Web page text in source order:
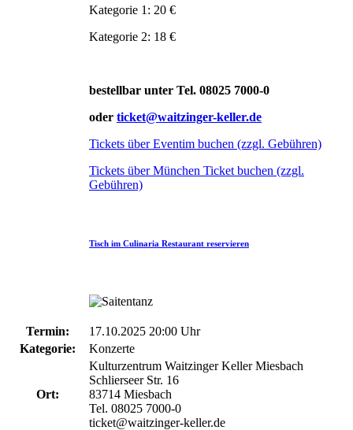
Kategorie 1: 20 €
Kategorie 2: 18 €
bestellbar unter Tel. 08025 7000-0
oder ticket@waitzinger-keller.de
Tickets über Eventim buchen (zzgl. Gebühren)
Tickets über München Ticket buchen (zzgl.
Gebühren)
Tisch im Culinaria Restaurant reservieren
Termin:
17.10.2025 20:00 Uhr
Kategorie:
Konzerte
Ort:
Kulturzentrum Waitzinger Keller Miesbach
Schlierseer Str. 16
83714 Miesbach
Tel. 08025 7000-0
ticket@waitzinger-keller.de